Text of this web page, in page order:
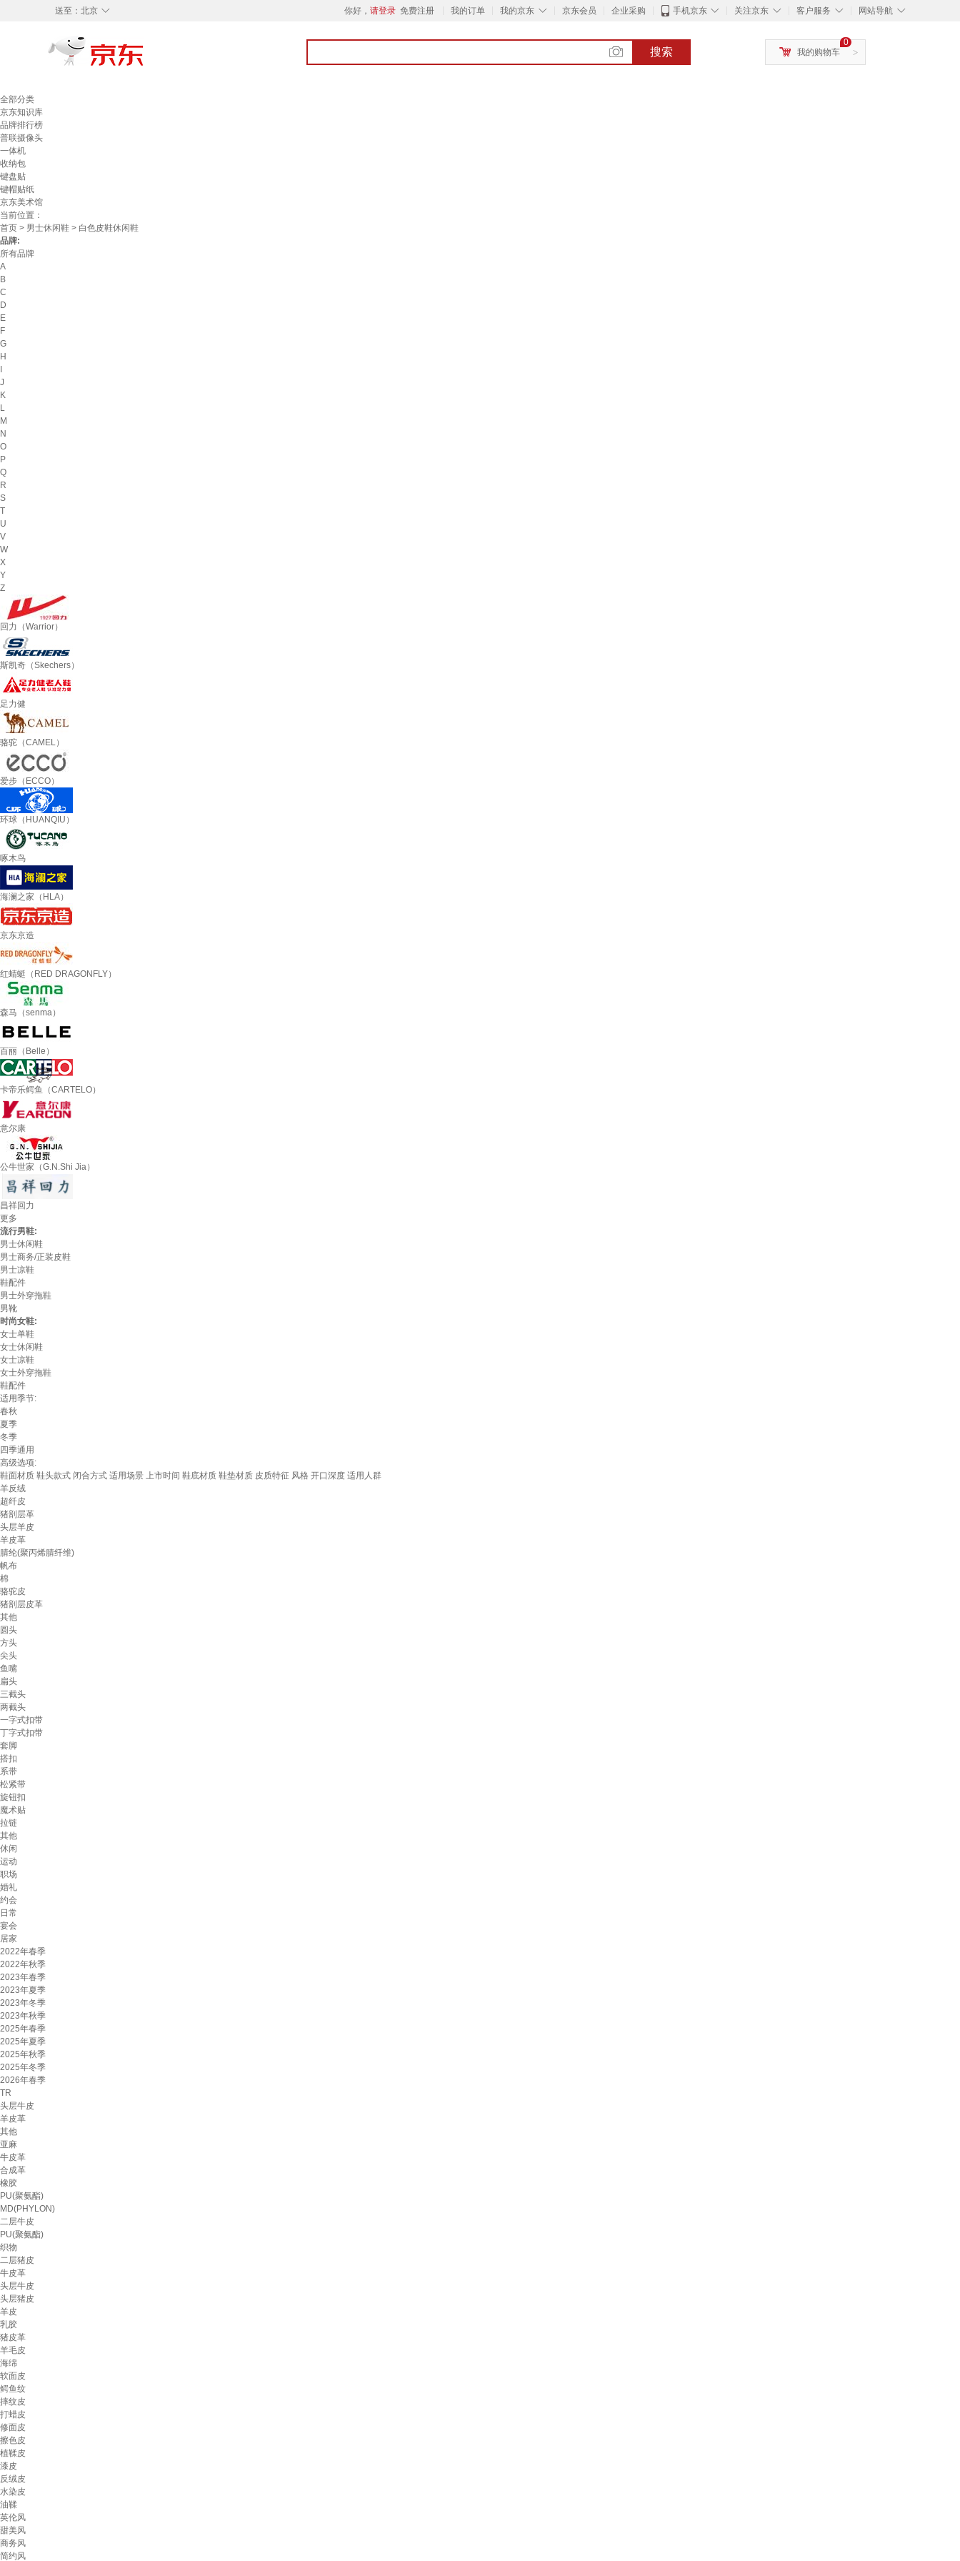
◇
送至： 北京 你好， 请登录 免费注册 我的订单 ◇
我的京东 京东会员 企业采购 ◇
手机京东 ◇
关注京东 ◇
客户服务 ◇
网站导航
搜索 >
0
我的购物车
全部分类
京东知识库
品牌排行榜
普联摄像头
一体机
收纳包
键盘贴
键帽贴纸
京东美术馆
当前位置：
首页 > 男士休闲鞋 > 白色皮鞋休闲鞋
品牌:
所有品牌
A
B
C
D
E
F
G
H
J
K
L
M
N
O
P
Q
R
S
T
U
V
W
X
Y
Z
回力（Warrior）
斯凯奇（Skechers）
足力健
骆驼（CAMEL）
爱步（ECCO）
环球（HUANQIU）
啄木鸟
海澜之家（HLA）
京东京造
红蜻蜓（RED DRAGONFLY）
森马（senma）
百丽（Belle）
卡帝乐鳄鱼（CARTELO）
意尔康
公牛世家（G.N.Shi Jia）
昌祥回力
更多
流行男鞋:
男士休闲鞋
男士商务/正装皮鞋
男士凉鞋
鞋配件
男士外穿拖鞋
男靴
时尚女鞋:
女士单鞋
女士休闲鞋
女士凉鞋
女士外穿拖鞋
鞋配件
适用季节:
春秋
夏季
冬季
四季通用
高级选项:
鞋面材质 鞋头款式 闭合方式 适用场景 上市时间 鞋底材质 鞋垫材质 皮质特征 风格 开口深度 适用人群
羊反绒
超纤皮
猪剖层革
头层羊皮
羊皮革
腈纶(聚丙烯腈纤维)
帆布
棉
骆驼皮
猪剖层皮革
其他
圆头
方头
尖头
鱼嘴
扁头
三截头
两截头
一字式扣带
丁字式扣带
套脚
搭扣
系带
松紧带
旋钮扣
魔术贴
拉链
其他
休闲
运动
职场
婚礼
约会
日常
宴会
居家
2022年春季
2022年秋季
2023年春季
2023年夏季
2023年冬季
2023年秋季
2025年春季
2025年夏季
2025年秋季
2025年冬季
2026年春季
TR
头层牛皮
羊皮革
其他
亚麻
牛皮革
合成革
橡胶
PU(聚氨酯)
MD(PHYLON)
二层牛皮
PU(聚氨酯)
织物
二层猪皮
牛皮革
头层牛皮
头层猪皮
羊皮
乳胶
猪皮革
羊毛皮
海绵
软面皮
鳄鱼纹
摔纹皮
打蜡皮
修面皮
擦色皮
植鞣皮
漆皮
反绒皮
水染皮
油鞣
英伦风
甜美风
商务风
简约风